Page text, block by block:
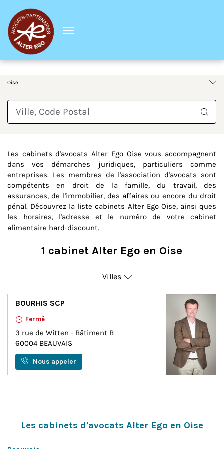
Menu
France
Oise
Requête
Les cabinets d'avocats Alter Ego Oise vous accompagnent
dans vos démarches juridiques, particuliers comme
entreprises. Les membres de l'association d'avocats sont
compétents en droit de la famille, du travail, des
assurances, de l'immobilier, des affaires ou encore du droit
pénal. Découvrez la liste cabinets Alter Ego Oise, ainsi ques
les horaires, l'adresse et le numéro de votre cabinet
alimentaire hard-discount.
1 cabinet Alter Ego en Oise
Villes
Beauvais
BOURHIS SCP
Fermé
3 rue de Witten - Bâtiment B
60004 BEAUVAIS
Nous appeler
Les cabinets d'avocats Alter Ego en Oise